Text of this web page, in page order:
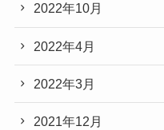
2022年10月
2022年4月
2022年3月
2021年12月